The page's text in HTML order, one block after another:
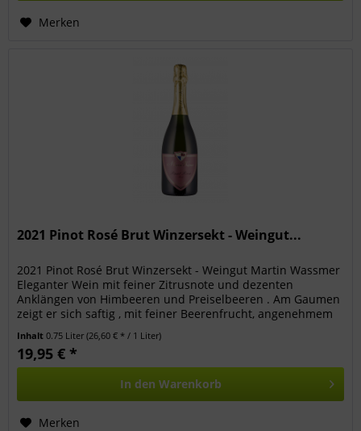
Merken
2021 Pinot Rosé Brut Winzersekt - Weingut...
2021 Pinot Rosé Brut Winzersekt - Weingut Martin Wassmer
Eleganter Wein mit feiner Zitrusnote und dezenten
Anklängen von Himbeeren und Preiselbeeren . Am Gaumen
zeigt er sich saftig , mit feiner Beerenfrucht, angenehmem
Inhalt0.75 Liter(26,60 € * / 1 Liter)
19,95 € *
In den Warenkorb
Merken